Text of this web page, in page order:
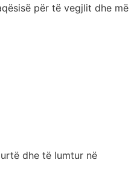
për të vegjlit dhe më
dhe të lumtur në